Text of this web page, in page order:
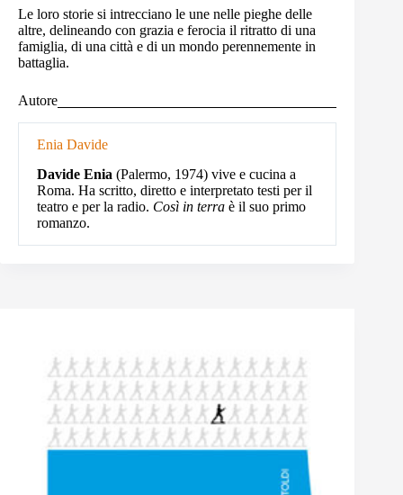
Le loro storie si intrecciano le une nelle pieghe delle
altre, delineando con grazia e ferocia il ritratto di una
famiglia, di una città e di un mondo perennemente in
battaglia.
Autore
Enia Davide
Davide Enia (Palermo, 1974) vive e cucina a
Roma. Ha scritto, diretto e interpretato testi per il
teatro e per la radio. Così in terra è il suo primo
romanzo.